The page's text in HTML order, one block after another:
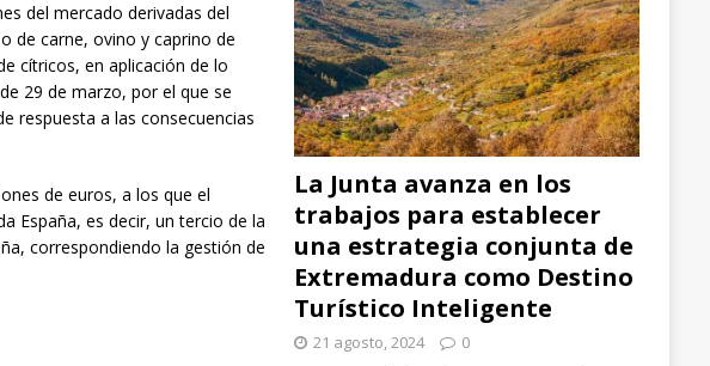
del mercado derivadas del
de carne, ovino y caprino de
cítricos, en aplicación de lo
29 de marzo, por el que se
respuesta a las consecuencias
de euros, a los que el
España, es decir, un tercio de la
correspondiendo la gestión de
La Junta avanza en los
trabajos para establecer
una estrategia conjunta de
Extremadura como Destino
Turístico Inteligente
21 agosto, 2024 0